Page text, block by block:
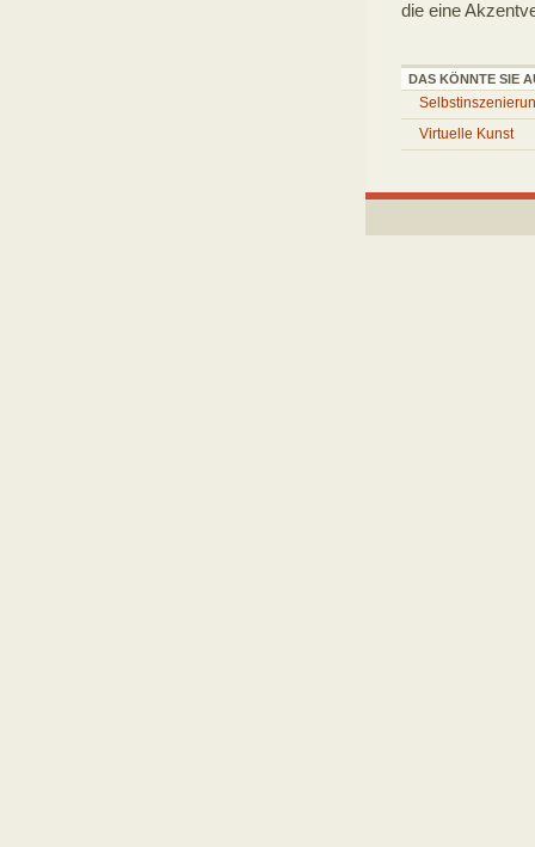
die eine
DAS KÖNNTE SIE
Virtuelle Kunst